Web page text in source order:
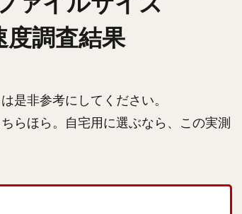
調査結果
是非参考にしてください。
らほら。自宅用に選ぶなら、この実測